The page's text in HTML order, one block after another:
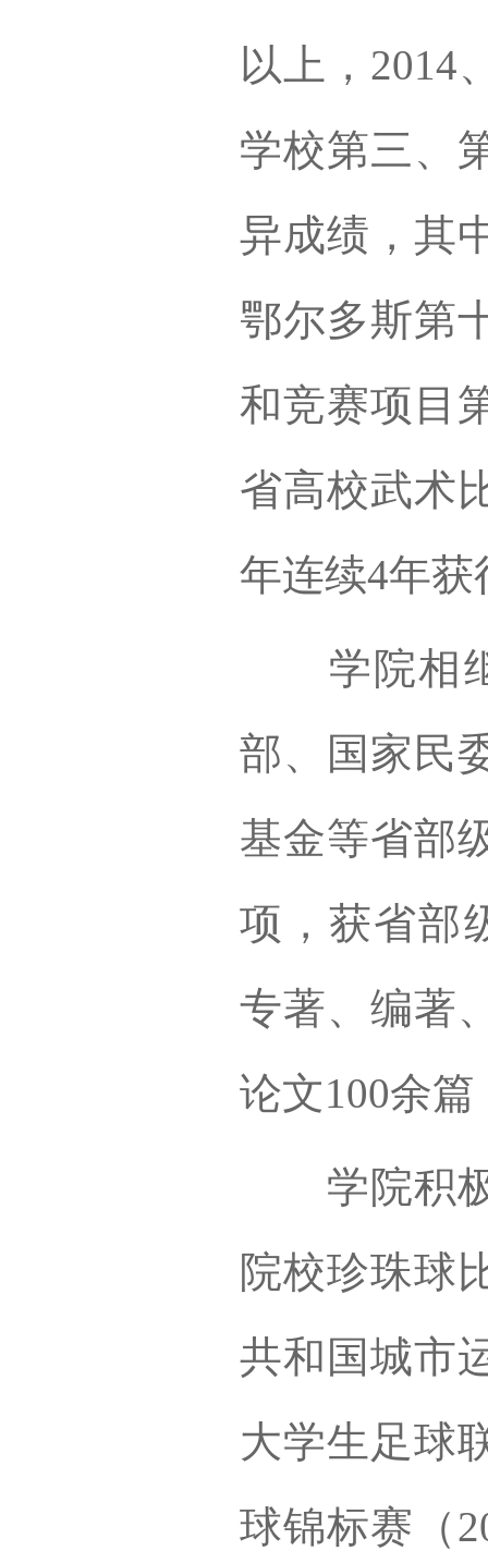
以上，2014
学校第三、
异成绩，其
鄂尔多斯第
和竞赛项目
省高校武术
年连续4年
学院相继
部、国家民
基金等省部
项，获省部
专著、编著
论文100余
学院积极
院校珍珠球
共和国城市
大学生足球
球锦标赛（